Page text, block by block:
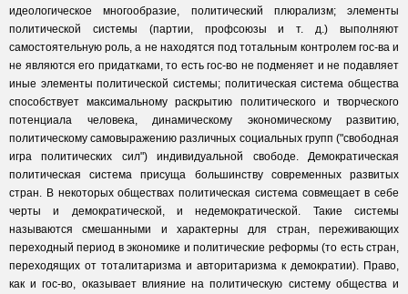
идеологическое многообразие, политический плюрализм; элементы
политической системы (партии, профсоюзы и т. д.) выполняют
самостоятельную роль, а не находятся под тотальным контролем гос-ва и
не являются его придатками, то есть гос-во не подменяет и не подавляет
иные элементы политической системы; политическая система общества
способствует максимальному раскрытию политического и творческого
потенциала человека, динамическому экономическому развитию,
политическому самовыражению различных социальных групп ("свободная
игра политических сил") индивидуальной свободе. Демократическая
политическая система присуща большинству современных развитых
стран. В некоторых обществах политическая система совмещает в себе
черты и демократической, и недемократической. Такие системы
называются смешанными и характерны для стран, переживающих
переходный период в экономике и политические реформы (то есть стран,
переходящих от тоталитаризма и авторитаризма к демократии). Право,
как и гос-во, оказывает влияние на политическую систему общества и